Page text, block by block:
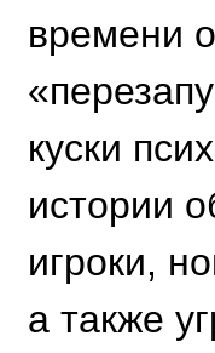
времени
куски
истории
игроки,
а также